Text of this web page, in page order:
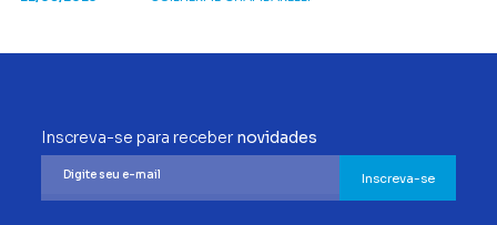
Inscreva-se para receber novidades
Inscreva-se